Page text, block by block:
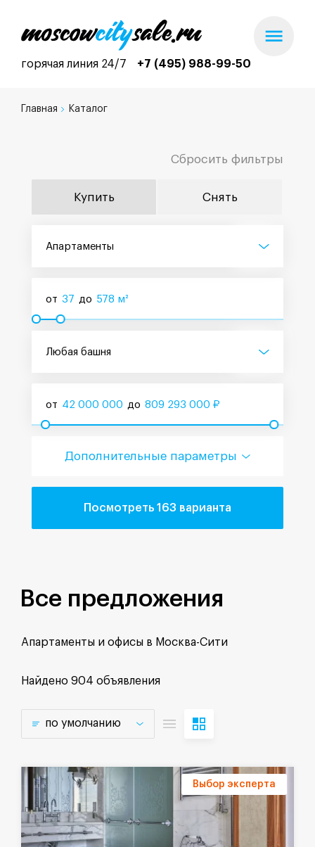
горячая линия 24/7 +7 (495) 988-99-50
Главная Каталог
Сбросить фильтры
Купить Снять
Апартаменты
от 37 до 578 м²
Любая башня
от 42 000 000 до 809 293 000 ₽
Дополнительные параметры
Посмотреть 163 варианта
Все предложения
Апартаменты и офисы в Москва-Сити
Найдено 904 объявления
по умолчанию
Выбор эксперта